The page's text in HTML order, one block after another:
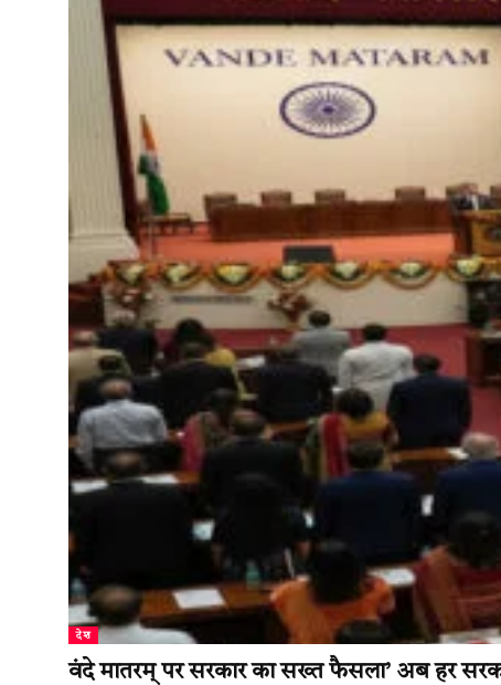
देश
वंदे मातरम् पर सरकार का सख्त फैसला’ अब हर